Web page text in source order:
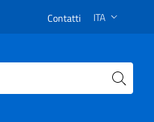
Contatti SELEZIONE
ITA